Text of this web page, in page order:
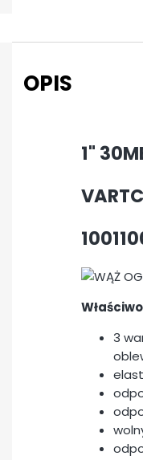
OPIS
1"
3